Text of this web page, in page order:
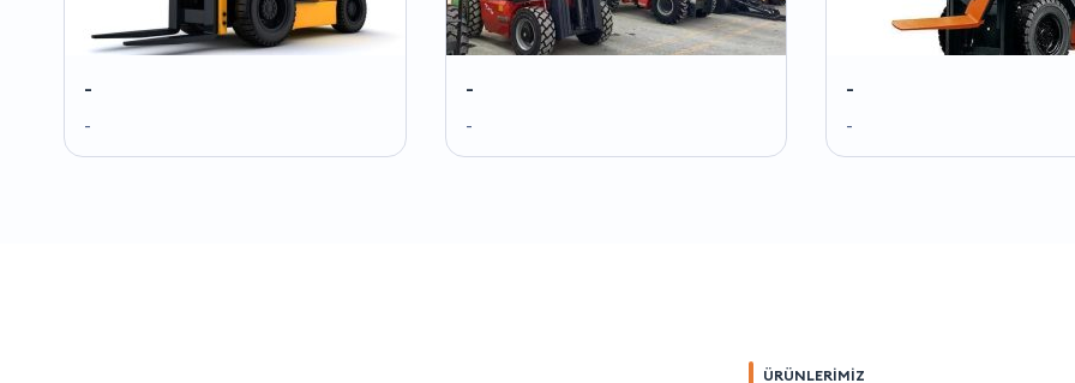
-
-
-
-
-
-
ÜRÜNLERİMİZ